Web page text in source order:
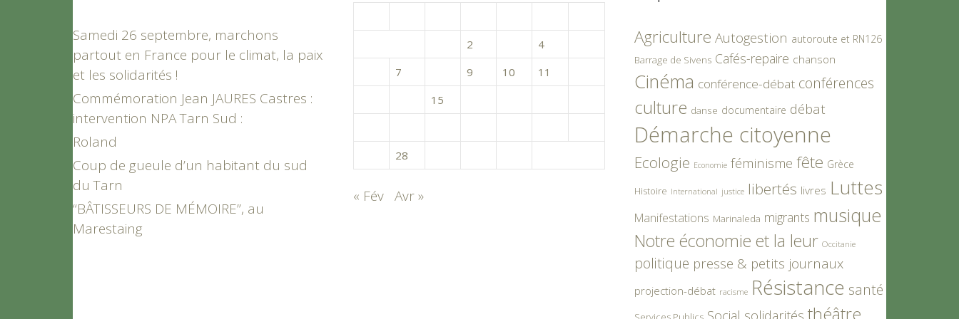
Samedi 26 septembre, marchons
partout en France pour le climat, la paix
et les solidarités !
Commémoration Jean JAURES Castres :
intervention NPA Tarn Sud :
Roland
Coup de gueule d’un habitant du sud
du Tarn
“BÂTISSEURS DE MÉMOIRE”, au
Marestaing
2 4
7 9 10 11
15
28
« Fév Avr »
Agriculture Autogestion autoroute et RN126
Barrage de Sivens Cafés-repaire chanson
Cinéma conférence-débat conférences
culture danse documentaire débat
Démarche citoyenne
Ecologie Economie féminisme fête Grèce
Histoire International justice libertés livres Luttes
Manifestations Marinaleda migrants musique
Notre économie et la leur Occitanie
politique presse & petits journaux
projection-débat racisme Résistance santé
Social solidarités théâtre